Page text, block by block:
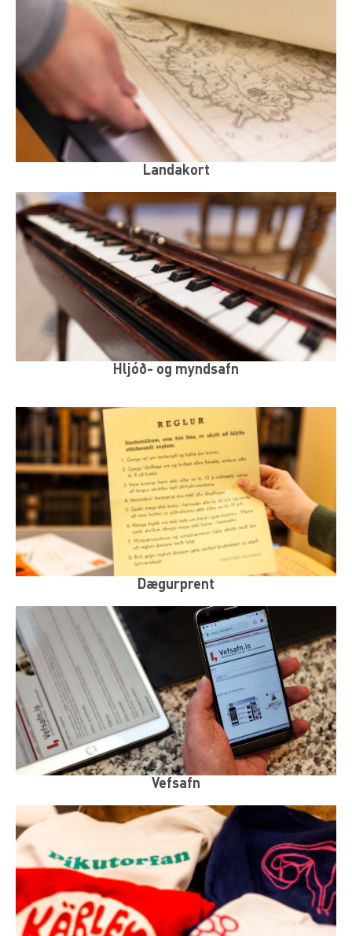
Landakort
Hljóð- og myndsafn
Dægurprent
Vefsafn